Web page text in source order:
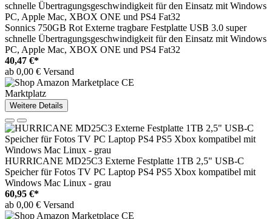
Sonnics 750GB Rot Externe tragbare Festplatte USB 3.0 super
schnelle Übertragungsgeschwindigkeit für den Einsatz mit Windows
PC, Apple Mac, XBOX ONE und PS4 Fat32
40,47 €*
ab 0,00 € Versand
Marktplatz
Weitere Details
HURRICANE MD25C3 Externe Festplatte 1TB 2,5" USB-C
Speicher für Fotos TV PC Laptop PS4 PS5 Xbox kompatibel mit
Windows Mac Linux - grau
60,95 €*
ab 0,00 € Versand